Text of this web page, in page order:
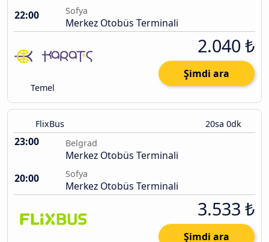
22:00
Sofya
Merkez Otobüs Terminali
Temel
2.040 ₺
Şimdi ara
FlixBus 20sa 0dk
23:00 Belgrad
Merkez Otobüs Terminali
20:00
Sofya
Merkez Otobüs Terminali
3.533 ₺
Şimdi ara